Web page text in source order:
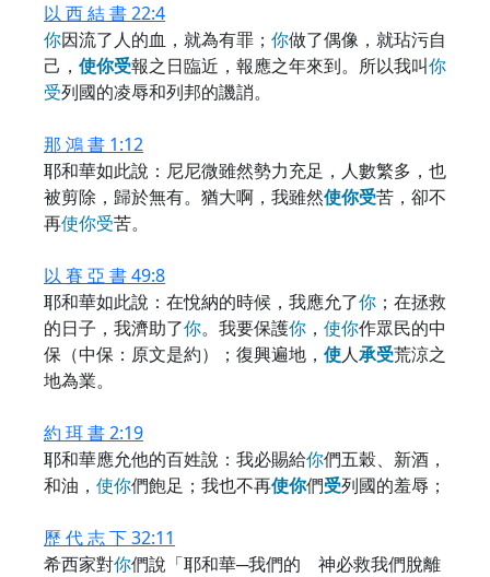
以 西 結 書 22:4
你因流了人的血，就為有罪； 你做了偶像，就玷污自
己， 使你受報之日臨近，報應之年來到。所以我叫你
受列國的凌辱和列邦的譏誚。
那 鴻 書 1:12
耶和華如此說：尼尼微雖然勢力充足，人數繁多，也
被剪除，歸於無有。猶大啊，我雖然使你受苦，卻不
再使你受苦。
以 賽 亞 書 49:8
耶和華如此說：在悅納的時候，我應允了你 ；在拯救
的日子，我濟助了你。我要保護你 ， 使你作眾民的中
保（中保：原文是約）；復興遍地， 使人承受荒涼之
地為業。
約 珥 書 2:19
耶和華應允他的百姓說：我必賜給你們五穀、新酒，
和油， 使你們飽足；我也不再使你們受列國的羞辱；
歷 代 志 下 32:11
希西家對你們說「耶和華─我們的 神必救我們脫離